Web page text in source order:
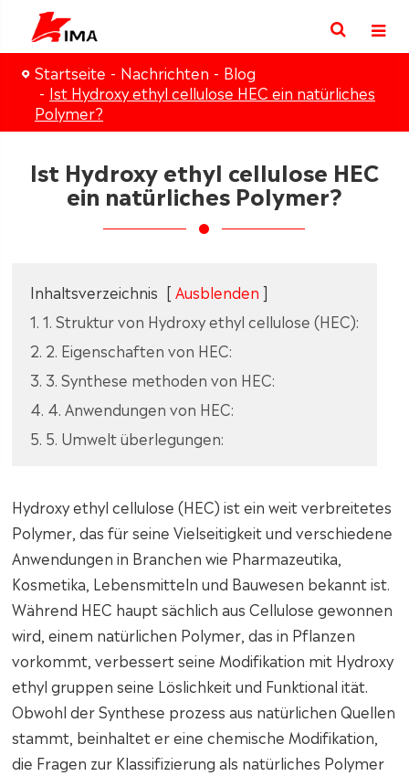
Startseite Nachrichten
Blog
Ist Hydroxy ethyl cellulose HEC ein natürliches
Polymer?
Ist Hydroxy ethyl cellulose HEC
ein natürliches Polymer?
Inhaltsverzeichnis [ Ausblenden ]
1. 1. Struktur von Hydroxy ethyl cellulose (HEC):
2. 2. Eigenschaften von HEC:
3. 3. Synthese methoden von HEC:
4. 4. Anwendungen von HEC:
5. 5. Umwelt überlegungen:
Hydroxy ethyl cellulose (HEC) ist ein weit verbreitetes
Polymer, das für seine Vielseitigkeit und verschiedene
Anwendungen in Branchen wie Pharmazeutika,
Kosmetika, Lebensmitteln und Bauwesen bekannt ist.
Während HEC haupt sächlich aus Cellulose gewonnen
wird, einem natürlichen Polymer, das in Pflanzen
vorkommt, verbessert seine Modifikation mit Hydroxy
ethyl gruppen seine Löslichkeit und Funktional ität.
Obwohl der Synthese prozess aus natürlichen Quellen
stammt, beinhaltet er eine chemische Modifikation,
die Fragen zur Klassifizierung als natürliches Polymer